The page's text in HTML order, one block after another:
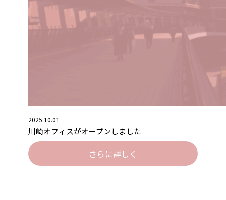
2025.10.01
川崎オフィスがオープンしました
さらに詳しく